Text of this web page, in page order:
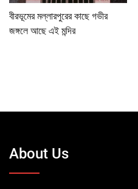
বীরভূমের মল্লারপুরের কাছে গভীর
জঙ্গলে আছে এই মন্দির
About Us